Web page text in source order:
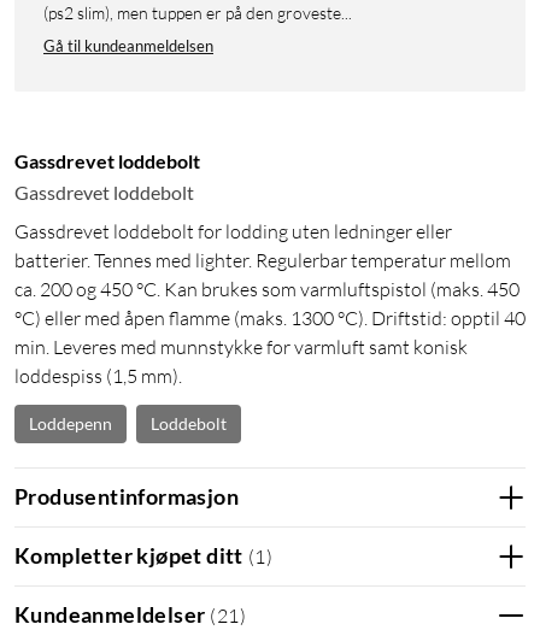
(ps2 slim), men tuppen er på den groveste...
Gå til kundeanmeldelsen
Gassdrevet loddebolt
Gassdrevet loddebolt
Gassdrevet loddebolt for lodding uten ledninger eller
batterier. Tennes med lighter. Regulerbar temperatur mellom
ca. 200 og 450 °C. Kan brukes som varmluftspistol (maks. 450
°C) eller med åpen flamme (maks. 1300 °C). Driftstid: opptil 40
min. Leveres med munnstykke for varmluft samt konisk
loddespiss (1,5 mm).
Loddepenn Loddebolt
Produsentinformasjon
Kompletter kjøpet ditt (1)
Kundeanmeldelser (21)